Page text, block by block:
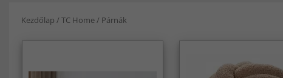
Kezdőlap /TC Home / Párnák